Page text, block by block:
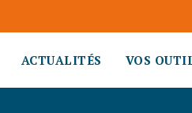
ACTUALITÉS VOS